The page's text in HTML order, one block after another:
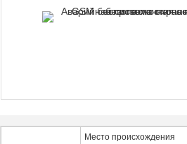
Место происхождения